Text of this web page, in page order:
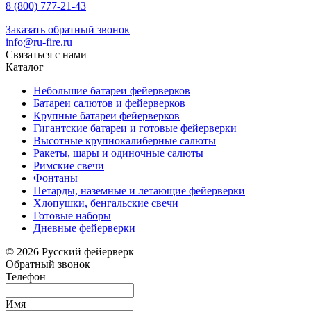
8 (800) 777-21-43
Заказать обратный звонок
info@ru-fire.ru
Связаться с нами
Каталог
Небольшие батареи фейерверков
Батареи салютов и фейерверков
Крупные батареи фейерверков
Гигантские батареи и готовые фейерверки
Высотные крупнокалиберные салюты
Ракеты, шары и одиночные салюты
Римские свечи
Фонтаны
Петарды, наземные и летающие фейерверки
Хлопушки, бенгальские свечи
Готовые наборы
Дневные фейерверки
© 2026 Русский фейерверк
Обратный звонок
Телефон
Имя